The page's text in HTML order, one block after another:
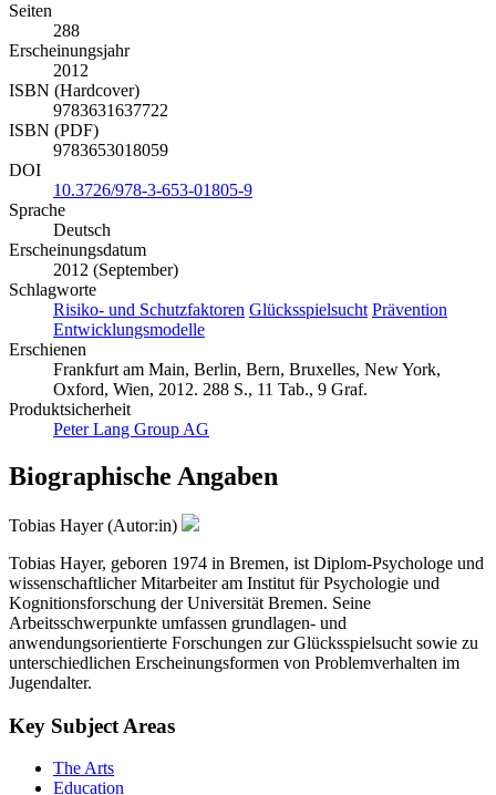
Seiten
288
Erscheinungsjahr
2012
ISBN (Hardcover)
9783631637722
ISBN (PDF)
9783653018059
DOI
10.3726/978-3-653-01805-9
Sprache
Deutsch
Erscheinungsdatum
2012 (September)
Schlagworte
Risiko- und Schutzfaktoren Glücksspielsucht Prävention
Entwicklungsmodelle
Erschienen
Frankfurt am Main, Berlin, Bern, Bruxelles, New York,
Oxford, Wien, 2012. 288 S., 11 Tab., 9 Graf.
Produktsicherheit
Peter Lang Group AG
Biographische Angaben
Tobias Hayer (Autor:in)
Tobias Hayer, geboren 1974 in Bremen, ist Diplom-Psychologe und
wissenschaftlicher Mitarbeiter am Institut für Psychologie und
Kognitionsforschung der Universität Bremen. Seine
Arbeitsschwerpunkte umfassen grundlagen- und
anwendungsorientierte Forschungen zur Glücksspielsucht sowie zu
unterschiedlichen Erscheinungsformen von Problemverhalten im
Jugendalter.
Key Subject Areas
The Arts
Education